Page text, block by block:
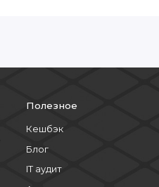
Полезное
Кешбэк
Блог
IT аудит